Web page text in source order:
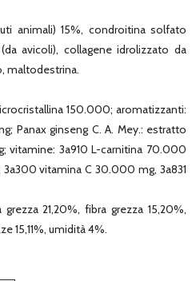
animali) 15%, condroitina solfato
avicoli), collagene idrolizzato da
maltodestrina.
150.000; aromatizzanti:
Panax ginseng C. A. Mey.: estratto
vitamine: 3a910 L-carnitina 70.000
vitamina C 30.000 mg, 3a831
21,20%, fibra grezza 15,20%,
15,11%, umidità 4%.